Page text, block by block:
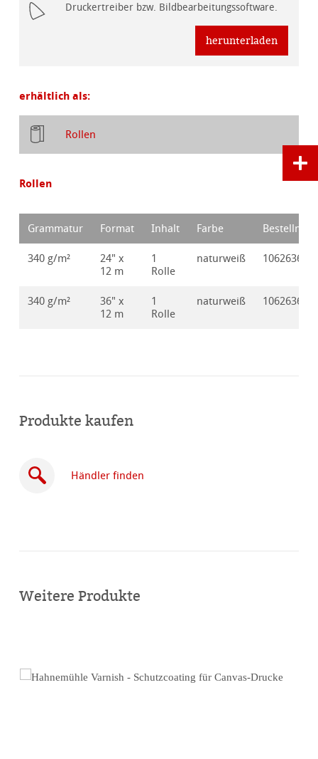
Druckertreiber bzw. Bildbearbeitungssoftware.
herunterladen
erhältlich als:
Rollen
Rollen
Grammatur Format Inhalt Farbe Bestellnr.
340 g/m²
24" x
12 m
1
Rolle
naturweiß 10626366
340 g/m²
36" x
12 m
1
Rolle
naturweiß 10626361
Produkte kaufen
Händler finden
Weitere Produkte